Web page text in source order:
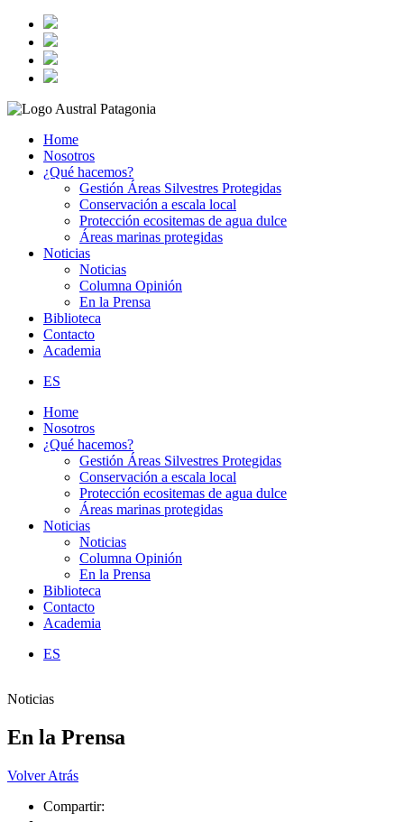
Home
Nosotros
¿Qué hacemos?
Gestión Áreas Silvestres Protegidas
Conservación a escala local
Protección ecositemas de agua dulce
Áreas marinas protegidas
Noticias
Noticias
Columna Opinión
En la Prensa
Biblioteca
Contacto
Academia
ES
Home
Nosotros
¿Qué hacemos?
Gestión Áreas Silvestres Protegidas
Conservación a escala local
Protección ecositemas de agua dulce
Áreas marinas protegidas
Noticias
Noticias
Columna Opinión
En la Prensa
Biblioteca
Contacto
Academia
ES
Noticias
En la Prensa
Volver Atrás
Compartir: